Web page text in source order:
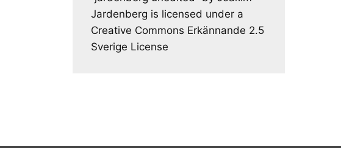
Jardenberg is licensed under a
Creative Commons Erkännande 2.5
Sverige License